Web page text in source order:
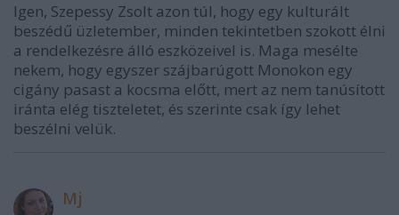
Igen, Szepessy Zsolt azon túl, hogy egy kulturált
beszédű üzletember, minden tekintetben szokott élni
a rendelkezésre álló eszközeivel is. Maga mesélte
nekem, hogy egyszer szájbarúgott Monokon egy
cigány pasast a kocsma előtt, mert az nem tanúsított
iránta elég tiszteletet, és szerinte csak így lehet
beszélni velük.
Mj